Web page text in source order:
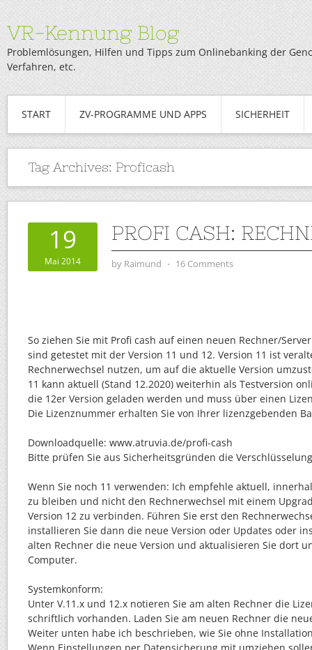
VR-Kennung Blog
Problemlösungen, Hilfen und Tipps zum Onlinebanking der
Verfahren, etc.
START ZV-PROGRAMME UND APPS SICHERHEIT
Tag Archives: Proficash
19
Mai 2014
PROFI CASH:
by Raimund ⋅ 16 Comments
So ziehen Sie mit Profi cash auf einen neuen Rechner/
sind getestet mit der Version 11 und 12. Version 11 ist
Rechnerwechsel nutzen, um auf die aktuelle Version
11 kann aktuell (Stand 12.2020) weiterhin als Testversion
die 12er Version geladen werden und muss über einen
Die Lizenznummer erhalten Sie von Ihrer lizenzgebenden
Downloadquelle: www.atruvia.de/profi-cash
Bitte prüfen Sie aus Sicherheitsgründen die
Wenn Sie noch 11 verwenden: Ich empfehle aktuell,
zu bleiben und nicht den Rechnerwechsel mit einem
Version 12 zu verbinden. Führen Sie erst den
installieren Sie dann die neue Version oder Updates oder
alten Rechner die neue Version und aktualisieren Sie dort
Computer.
Systemkonform:
Unter V.11.x und 12.x notieren Sie am alten Rechner die
schriftlich vorhanden. Laden Sie am neuen Rechner die
Weiter unten habe ich beschrieben, wie Sie ohne